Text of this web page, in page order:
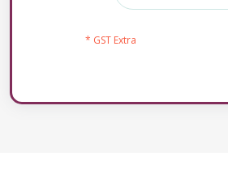
* GST Extra